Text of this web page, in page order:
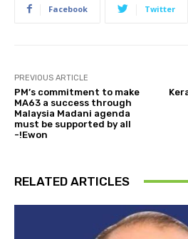
Facebook Twitter
PREVIOUS ARTICLE
PM’s commitment to make
MA63 a success through
Malaysia Madani agenda
must be supported by all
-!Ewon
RELATED ARTICLES